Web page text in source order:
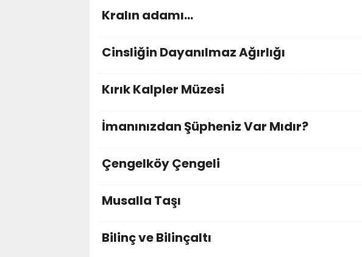
Kralın adamı...
Cinsliğin Dayanılmaz Ağırlığı
Kırık Kalpler Müzesi
İmanınızdan Şüpheniz Var Mıdır?
Çengelköy Çengeli
Musalla Taşı
Bilinç ve Bilinçaltı